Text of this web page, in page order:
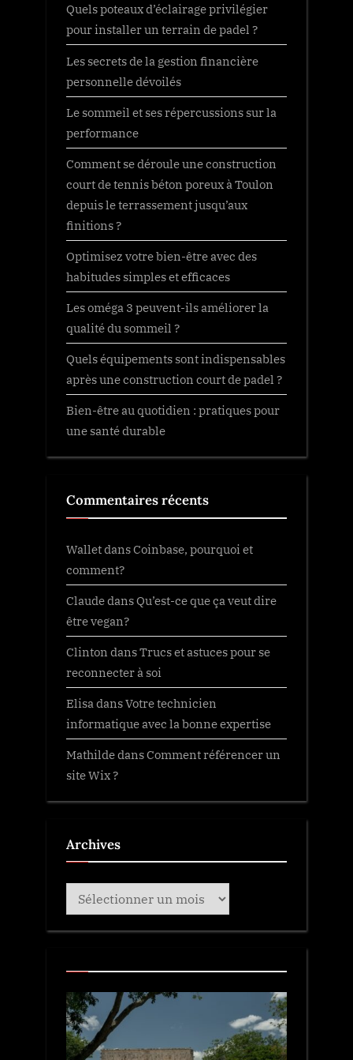
Quels poteaux d’éclairage privilégier
pour installer un terrain de padel ?
Les secrets de la gestion financière
personnelle dévoilés
Le sommeil et ses répercussions sur la
performance
Comment se déroule une construction
court de tennis béton poreux à Toulon
depuis le terrassement jusqu’aux
finitions ?
Optimisez votre bien-être avec des
habitudes simples et efficaces
Les oméga 3 peuvent-ils améliorer la
qualité du sommeil ?
Quels équipements sont indispensables
après une construction court de padel ?
Bien-être au quotidien : pratiques pour
une santé durable
Commentaires récents
WalletdansCoinbase, pourquoi et
comment?
ClaudedansQu’est-ce que ça veut dire
être vegan?
Clinton dansTrucs et astuces pour se
reconnecter à soi
ElisadansVotre technicien
informatique avec la bonne expertise
MathildedansComment référencer un
site Wix ?
Archives
Archives